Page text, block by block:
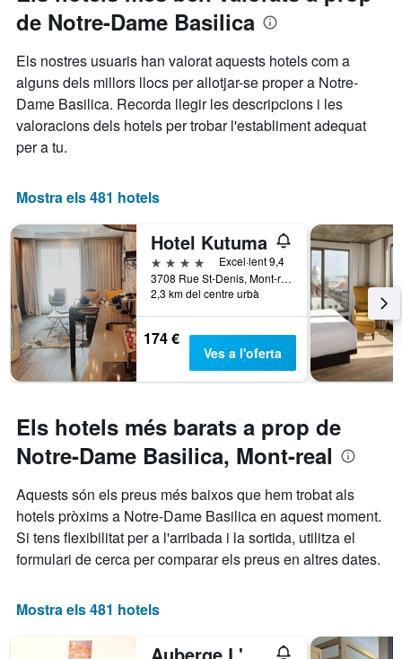
de Notre-Dame Basilica
Els nostres usuaris han valorat aquests hotels com a
alguns dels millors llocs per allotjar-se proper a Notre-
Dame Basilica. Recorda llegir les descripcions i les
valoracions dels hotels per trobar l'establiment adequat
per a tu.
Mostra els 481 hotels
Hotel Kutuma
4 estrelles
Excel·lent 9,4
3708 Rue St-Denis, Mont-real, QC, Canadà
2,3 km del centre urbà
174 €
Ves a l'oferta
Els hotels més barats a prop de
Notre-Dame Basilica, Mont-real
Aquests són els preus més baixos que hem trobat als
hotels pròxims a Notre-Dame Basilica en aquest moment.
Si tens flexibilitat per a l'arribada i la sortida, utilitza el
formulari de cerca per comparar els preus en altres dates.
Mostra els 481 hotels